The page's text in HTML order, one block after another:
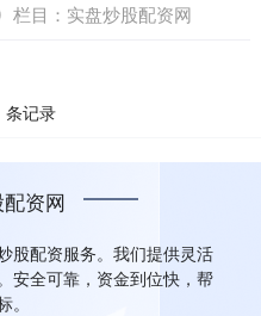
栏目： 实盘炒股配资网
条记录
资网
股配资服务。我们提供灵活
安全可靠，资金到位快，帮